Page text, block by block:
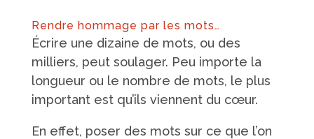
Rendre hommage par les mots…
Écrire une dizaine de mots, ou des
milliers, peut soulager. Peu importe la
longueur ou le nombre de mots, le plus
important est qu’ils viennent du cœur.
En effet, poser des mots sur ce que l’on